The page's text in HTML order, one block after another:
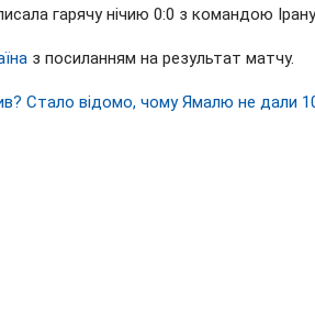
гарячу нічию 0:0 з командою
з посиланням на результат матчу.
Стало відомо, чому Ямалю не дали